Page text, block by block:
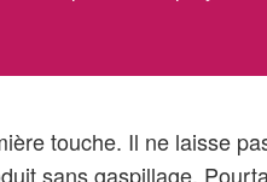
touche. Il ne laisse
sans gaspillage.